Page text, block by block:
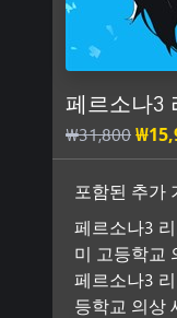
페르소나3
₩31,800
포함된 추가
페르소나3
미 고등학교
페르소나3
등학교 의상